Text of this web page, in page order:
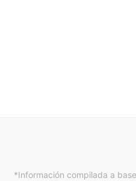
*Información compilada a